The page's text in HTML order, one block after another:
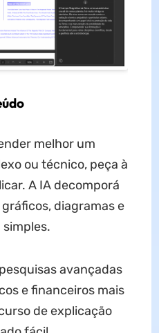
melhor um
ou técnico, peça à
A IA decomporá
diagramas e
avançadas
e financeiros mais
de explicação